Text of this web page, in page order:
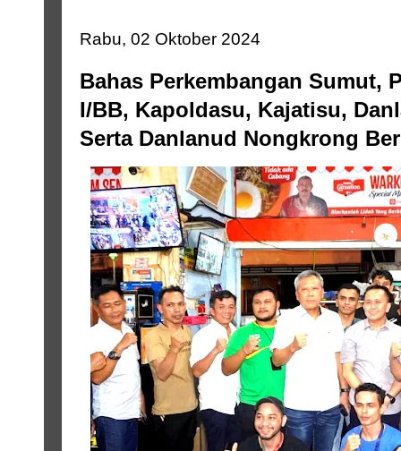
Rabu, 02 Oktober 2024
Bahas Perkembangan Sumut,
I/BB, Kapoldasu, Kajatisu,
Serta Danlanud Nongkrong